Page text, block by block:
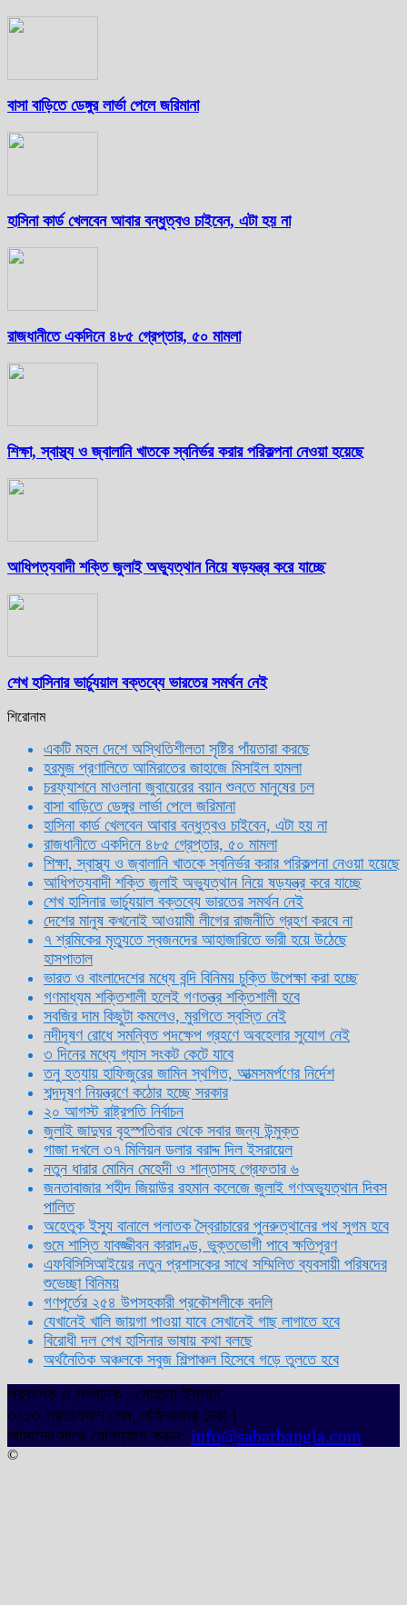
বাসা বাড়িতে ডেঙ্গুর লার্ভা পেলে জরিমানা
হাসিনা কার্ড খেলবেন আবার বন্ধুত্বও চাইবেন, এটা হয় না
রাজধানীতে একদিনে ৪৮৫ গ্রেপ্তার, ৫০ মামলা
শিক্ষা, স্বাস্থ্য ও জ্বালানি খাতকে স্বনির্ভর করার পরিকল্পনা নেওয়া হয়েছে
আধিপত্যবাদী শক্তি জুলাই অভ্যুত্থান নিয়ে ষড়যন্ত্র করে যাচ্ছে
শেখ হাসিনার ভার্চ্যুয়াল বক্তব্যে ভারতের সমর্থন নেই
শিরোনাম
একটি মহল দেশে অস্থিতিশীলতা সৃষ্টির পাঁয়তারা করছে
হরমুজ প্রণালিতে আমিরাতের জাহাজে মিসাইল হামলা
চরফ্যাশনে মাওলানা জুবায়েরের বয়ান শুনতে মানুষের ঢল
বাসা বাড়িতে ডেঙ্গুর লার্ভা পেলে জরিমানা
হাসিনা কার্ড খেলবেন আবার বন্ধুত্বও চাইবেন, এটা হয় না
রাজধানীতে একদিনে ৪৮৫ গ্রেপ্তার, ৫০ মামলা
শিক্ষা, স্বাস্থ্য ও জ্বালানি খাতকে স্বনির্ভর করার পরিকল্পনা নেওয়া হয়েছে
আধিপত্যবাদী শক্তি জুলাই অভ্যুত্থান নিয়ে ষড়যন্ত্র করে যাচ্ছে
শেখ হাসিনার ভার্চ্যুয়াল বক্তব্যে ভারতের সমর্থন নেই
দেশের মানুষ কখনোই আওয়ামী লীগের রাজনীতি গ্রহণ করবে না
৭ শ্রমিকের মৃত্যুতে স্বজনদের আহাজারিতে ভারী হয়ে উঠেছে
হাসপাতাল
ভারত ও বাংলাদেশের মধ্যে বন্দি বিনিময় চুক্তি উপেক্ষা করা হচ্ছে
গণমাধ্যম শক্তিশালী হলেই গণতন্ত্র শক্তিশালী হবে
সবজির দাম কিছুটা কমলেও, মুরগিতে স্বস্তি নেই
নদীদূষণ রোধে সমন্বিত পদক্ষেপ গ্রহণে অবহেলার সুযোগ নেই
৩ দিনের মধ্যে গ্যাস সংকট কেটে যাবে
তনু হত্যায় হাফিজুরের জামিন স্থগিত, আত্মসমর্পণের নির্দেশ
শব্দদূষণ নিয়ন্ত্রণে কঠোর হচ্ছে সরকার
২০ আগস্ট রাষ্ট্রপতি নির্বাচন
জুলাই জাদুঘর বৃহস্পতিবার থেকে সবার জন্য উন্মুক্ত
গাজা দখলে ৩৭ মিলিয়ন ডলার বরাদ্দ দিল ইসরায়েল
নতুন ধারার মোমিন মেহেদী ও শান্তাসহ গ্রেফতার ৬
জনতাবাজার শহীদ জিয়াউর রহমান কলেজে জুলাই গণঅভ্যুত্থান দিবস
পালিত
অহেতুক ইস্যু বানালে পলাতক স্বৈরাচারের পুনরুত্থানের পথ সুগম হবে
গুমে শাস্তি যাবজ্জীবন কারাদণ্ড, ভুক্তভোগী পাবে ক্ষতিপূরণ
এফবিসিসিআইয়ের নতুন প্রশাসকের সাথে সম্মিলিত ব্যবসায়ী পরিষদের
শুভেচ্ছা বিনিময়
গণপূর্তের ২৫৪ উপসহকারী প্রকৌশলীকে বদলি
যেখানেই খালি জায়গা পাওয়া যাবে সেখানেই গাছ লাগাতে হবে
বিরোধী দল শেখ হাসিনার ভাষায় কথা বলছে
অর্থনৈতিক অঞ্চলকে সবুজ শিল্পাঞ্চল হিসেবে গড়ে তুলতে হবে
প্রকাশক ও সম্পাদক : সোহানা ইসলাম
৩/১৩ প্রতাপদাশ লেন, লক্ষিবাজার ঢাকা।
আমাদের সাথে যোগাযোগ করুন: info@sabarbangla.com
©